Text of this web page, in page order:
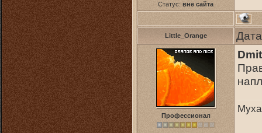
Статус: вне сайта
Little_Orange
Профессионал